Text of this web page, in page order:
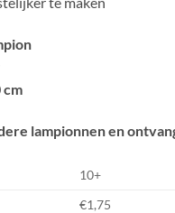
cm
lampionnen en
10+
€1,75